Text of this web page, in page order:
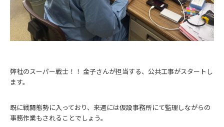
弊社のスーパー戦士！！ 金子さんが担当する、公共工事がスタートし
ます。
既に戦闘態勢に入っており、来週には仮設事務所にて監理しながらの
事務作業もされることでしょう。